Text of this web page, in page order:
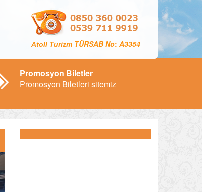
Atoll Turizm TÜRSAB No: A3354
Promosyon Biletler
Promosyon Biletleri sitemiz